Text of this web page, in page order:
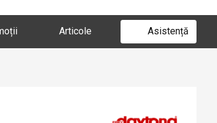
Articole Asistență